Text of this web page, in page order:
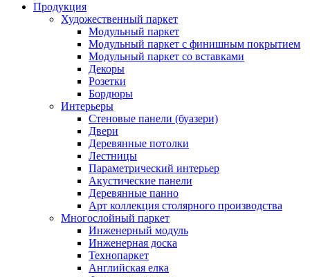
Продукция
Художественный паркет
Модульный паркет
Модульный паркет с финишным покрытием
Модульный паркет со вставками
Декоры
Розетки
Бордюры
Интерьеры
Стеновые панели (буазери)
Двери
Деревянные потолки
Лестницы
Параметрический интерьер
Акустические панели
Деревянные панно
Арт коллекция столярного производства
Многослойный паркет
Инженерный модуль
Инженерная доска
Технопаркет
Английская елка